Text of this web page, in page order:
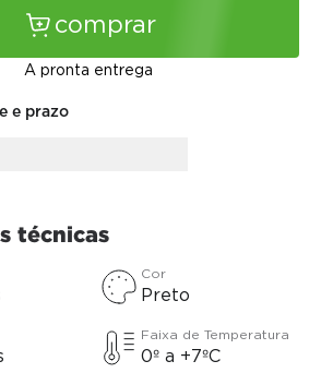
comprar
A pronta entrega
e prazo
técnicas
Cor
Preto
Faixa de Temperatura
0º a +7ºC